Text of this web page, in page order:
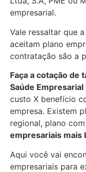
empresarial.
Vale ressaltar que
aceitam plano
contratação são a
Faça a cotação de
Saúde Empresarial
custo X benefício
empresa. Existem
regional, plano
empresariais mais
Aqui você vai
empresariais para